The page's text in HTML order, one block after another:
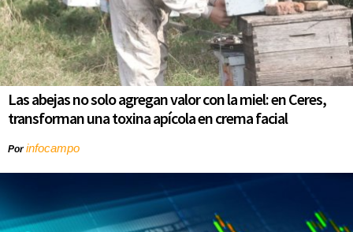
Las abejas no solo agregan valor con la miel: en Ceres,
transforman una toxina apícola en crema facial
Porinfocampo